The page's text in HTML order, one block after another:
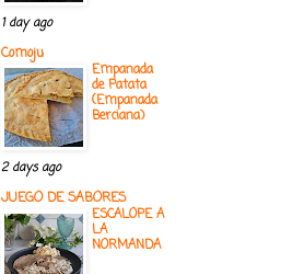
1 day ago
Comoju
Empanada
de Patata
(Empanada
Berciana)
2 days ago
JUEGO DE SABORES
ESCALOPE A
LA
NORMANDA